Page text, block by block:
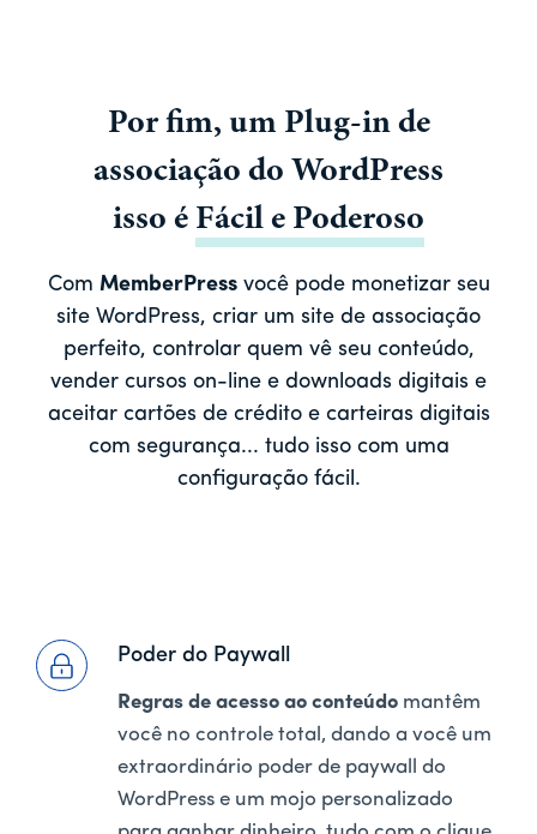
Por fim, um Plug-in de
associação do WordPress
isso é Fácil e Poderoso
Com MemberPressvocê pode monetizar seu
site WordPress, criar um site de associação
perfeito, controlar quem vê seu conteúdo,
vender cursos on-line e downloads digitais e
aceitar cartões de crédito e carteiras digitais
com segurança... tudo isso com uma
configuração fácil.
Poder do Paywall
Regras de acesso ao conteúdo mantêm
você no controle total, dando a você um
extraordinário poder de paywall do
WordPress e um mojo personalizado